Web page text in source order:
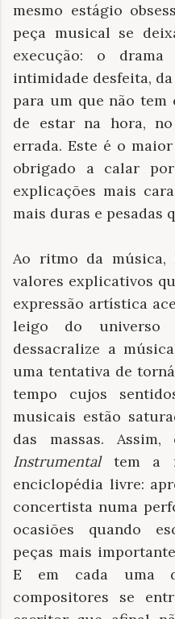
mesmo estágio
peça musical se
execução: o
intimidade desfeita,
para um que não tem
de estar na hora,
errada. Este é o
obrigado a calar
explicações mais
mais duras e pesadas
Ao ritmo da música,
valores explicativos
expressão artística
leigo do universo
dessacralize a
uma tentativa de
tempo cujos
musicais estão
das massas.
Instrumentaltem a
enciclopédia livre:
concertista numa
ocasiões quando
peças mais
E em cada uma
compositores se